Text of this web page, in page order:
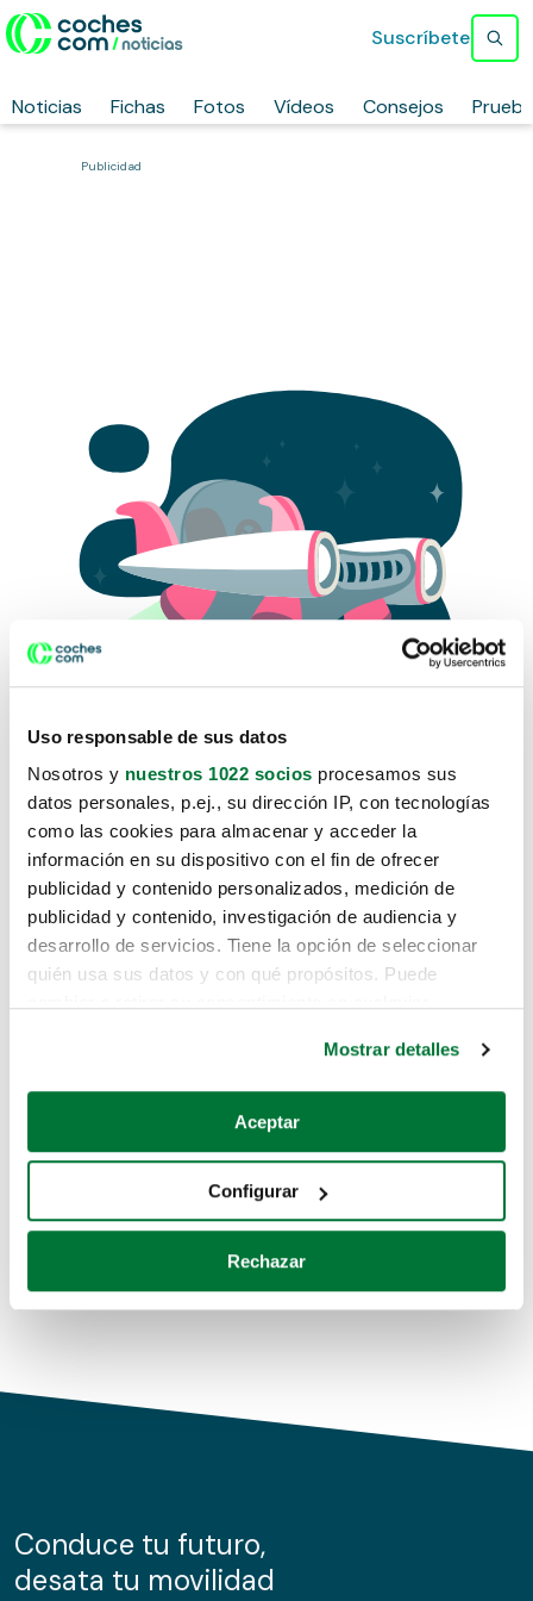
Uso responsable de sus datos
Nosotros y nuestros 1022 socios procesamos sus
datos personales, p.ej., su dirección IP, con tecnologías
como las cookies para almacenar y acceder la
información en su dispositivo con el fin de ofrecer
publicidad y contenido personalizados, medición de
publicidad y contenido, investigación de audiencia y
desarrollo de servicios. Tiene la opción de seleccionar
quién usa sus datos y con qué propósitos. Puede
Si lo permite, también quisiéramos:
Recopilar información sobre su ubicación geográfica
Identificar su dispositivo analizándolo activamente
para buscar características específicas (huellas
Obtenga más información sobre cómo se procesan sus
de cookies.
información sobre el uso que haga del sitio web con
nuestros partners de redes sociales, publicidad y análisis
Mostrar detalles
Aceptar
Configurar
Rechazar
Noticias Fichas Fotos Vídeos Consejos
Suscríbete
Publicidad
Lo sentimos, no sabemos como
te hemos traido hasta aquí.
Pero puedes encontrar el coche que estás
buscando en alguno de estos enlaces:
Coches de segunda mano
Coches de km0
Conduce tu futuro,
desata tu movilidad